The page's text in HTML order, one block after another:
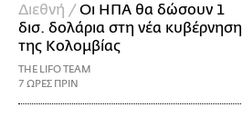
Διεθνή /Οι ΗΠΑ θα δώσουν 1
δισ. δολάρια στη νέα κυβέρνηση
της Κολομβίας
THE LIFO TEAM
7 ΩΡΕΣ ΠΡΙΝ